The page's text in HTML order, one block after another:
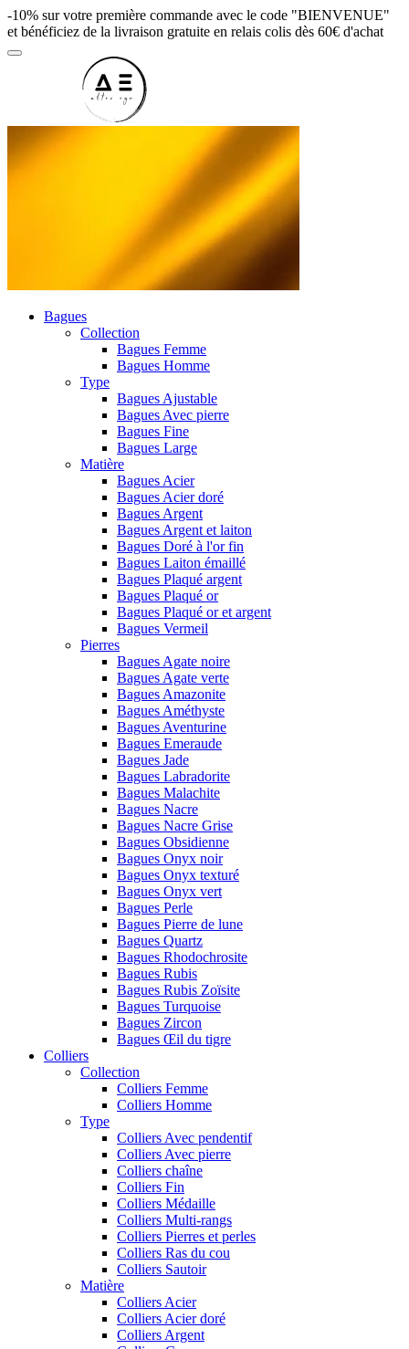
-10% sur votre première commande avec le code "BIENVENUE"
et bénéficiez de la livraison gratuite en relais colis dès 60€ d'achat
Bagues
Collection
Bagues Femme
Bagues Homme
Type
Bagues Ajustable
Bagues Avec pierre
Bagues Fine
Bagues Large
Matière
Bagues Acier
Bagues Acier doré
Bagues Argent
Bagues Argent et laiton
Bagues Doré à l'or fin
Bagues Laiton émaillé
Bagues Plaqué argent
Bagues Plaqué or
Bagues Plaqué or et argent
Bagues Vermeil
Pierres
Bagues Agate noire
Bagues Agate verte
Bagues Amazonite
Bagues Améthyste
Bagues Aventurine
Bagues Emeraude
Bagues Jade
Bagues Labradorite
Bagues Malachite
Bagues Nacre
Bagues Nacre Grise
Bagues Obsidienne
Bagues Onyx noir
Bagues Onyx texturé
Bagues Onyx vert
Bagues Perle
Bagues Pierre de lune
Bagues Quartz
Bagues Rhodochrosite
Bagues Rubis
Bagues Rubis Zoïsite
Bagues Turquoise
Bagues Zircon
Bagues Œil du tigre
Colliers
Collection
Colliers Femme
Colliers Homme
Type
Colliers Avec pendentif
Colliers Avec pierre
Colliers chaîne
Colliers Fin
Colliers Médaille
Colliers Multi-rangs
Colliers Pierres et perles
Colliers Ras du cou
Colliers Sautoir
Matière
Colliers Acier
Colliers Acier doré
Colliers Argent